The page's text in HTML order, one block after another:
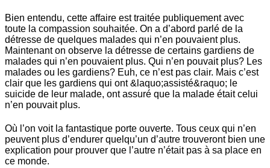
Bien entendu, cette affaire est traitée publiquement avec
toute la compassion souhaitée. On a d’abord parlé de la
détresse de quelques malades qui n’en pouvaient plus.
Maintenant on observe la détresse de certains gardiens de
malades qui n’en pouvaient plus. Qui n’en pouvait plus? Les
malades ou les gardiens? Euh, ce n’est pas clair. Mais c’est
clair que les gardiens qui ont &laquo;assisté&raquo; le
suicide de leur malade, ont assuré que la malade était celui
n’en pouvait plus.
Où l’on voit la fantastique porte ouverte. Tous ceux qui n’en
peuvent plus d’endurer quelqu’un d’autre trouveront bien une
explication pour prouver que l’autre n’était pas à sa place en
ce monde.